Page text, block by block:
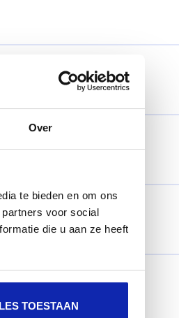
Over
te bieden en om ons
voor social
die u aan ze heeft
TOESTAAN